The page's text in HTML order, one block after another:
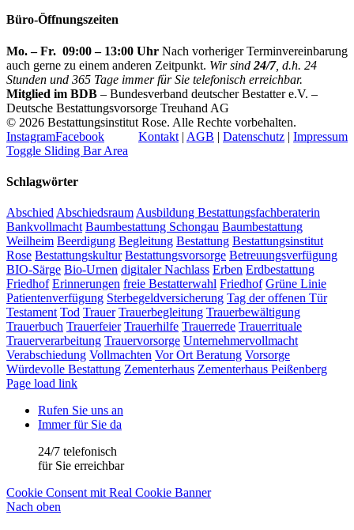
Büro-Öffnungszeiten
Mo. – Fr. 09:00 – 13:00 Uhr Nach vorheriger Terminvereinbarung
auch gerne zu einem anderen Zeitpunkt. Wir sind 24/7, d.h. 24
Stunden und 365 Tage immer für Sie telefonisch erreichbar.
Mitglied im BDB – Bundesverband deutscher Bestatter e.V. –
Deutsche Bestattungsvorsorge Treuhand AG
© 2026 Bestattungsinstitut Rose. Alle Rechte vorbehalten.
Kontakt | AGB | Datenschutz | Impressum
InstagramFacebook
Toggle Sliding Bar Area
Schlagwörter
Abschied Abschiedsraum Ausbildung Bestattungsfachberaterin
Bankvollmacht Baumbestattung Schongau Baumbestattung
Weilheim Beerdigung Begleitung Bestattung Bestattungsinstitut
Rose Bestattungskultur Bestattungsvorsorge Betreuungsverfügung
BIO-Särge Bio-Urnen digitaler Nachlass Erben Erdbestattung
Friedhof Erinnerungen freie Bestatterwahl Friedhof Grüne Linie
Patientenverfügung Sterbegeldversicherung Tag der offenen Tür
Testament Tod Trauer Trauerbegleitung Trauerbewältigung
Trauerbuch Trauerfeier Trauerhilfe Trauerrede Trauerrituale
Trauerverarbeitung Trauervorsorge Unternehmervollmacht
Verabschiedung Vollmachten Vor Ort Beratung Vorsorge
Würdevolle Bestattung Zementerhaus Zementerhaus Peißenberg
Page load link
Rufen Sie uns an
Immer für Sie da
24/7 telefonisch
für Sie erreichbar
Cookie Consent mit Real Cookie Banner
Nach oben